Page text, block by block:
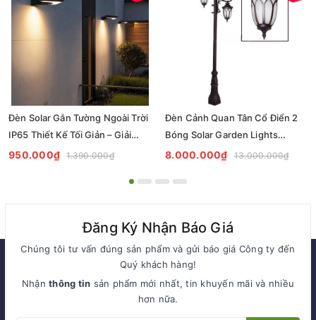
Đèn Solar Gắn Tường Ngoài Trời
IP65 Thiết Kế Tối Giản – Giải
Pháp Chiếu Sáng Bền Bỉ, Thẩm
950.000₫ 1.390.000₫
Đèn Cảnh Quan Tân Cổ Điển 2
Bóng Solar Garden Lights
ZALAA OEM ZSCV-004
8.000.000₫ 13.000.000₫
Đăng Ký Nhận Báo Giá
Chúng tôi tư vấn đúng sản phẩm và gửi báo giá Công ty đến
Quý khách hàng!
Nhậnthông tin sản phẩm mới nhất, tin khuyến mãi và nhiều
hơn nữa.